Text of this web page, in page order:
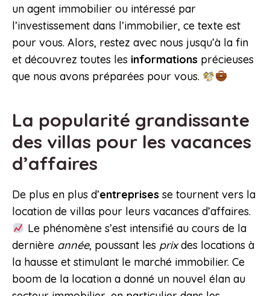
un agent immobilier ou intéressé par
l’investissement dans l’immobilier, ce texte est
pour vous. Alors, restez avec nous jusqu’à la fin
et découvrez toutes les informations précieuses
que nous avons préparées pour vous.
La popularité grandissante
des villas pour les vacances
d’affaires
De plus en plus d’entreprises se tournent vers la
location de villas pour leurs vacances d’affaires.
Le phénomène s’est intensifié au cours de la
dernière année, poussant les prixdes locations à
la hausse et stimulant le marché immobilier. Ce
boom de la location a donné un nouvel élan au